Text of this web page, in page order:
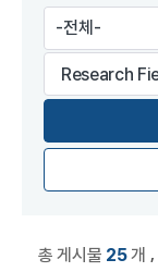
총 게시물 25개